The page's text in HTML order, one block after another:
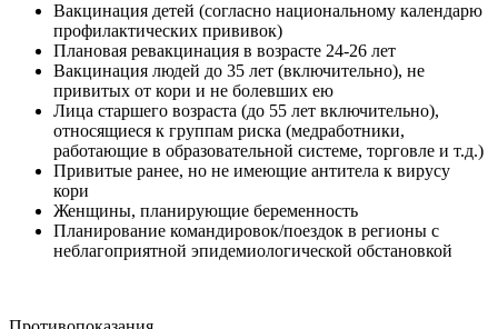
Вакцинация детей (согласно национальному календарю
профилактических прививок)
Плановая ревакцинация в возрасте 24-26 лет
Вакцинация людей до 35 лет (включительно), не
привитых от кори и не болевших ею
Лица старшего возраста (до 55 лет включительно),
относящиеся к группам риска (медработники,
работающие в образовательной системе, торговле и т.д.)
Привитые ранее, но не имеющие антитела к вирусу
кори
Женщины, планирующие беременность
Планирование командировок/поездок в регионы с
неблагоприятной эпидемиологической обстановкой